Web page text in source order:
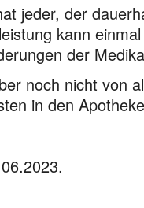
jeder, der
kann
der
noch nicht von
in den